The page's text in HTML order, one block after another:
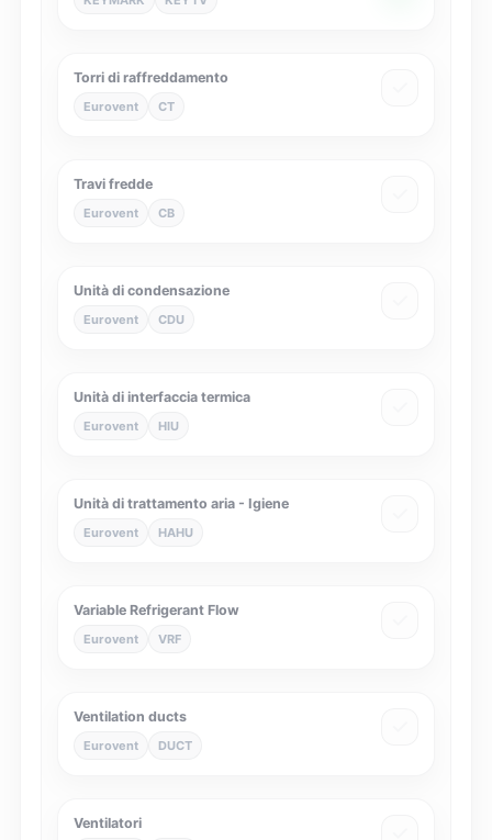
Torri di raffreddamento
Eurovent CT
Travi fredde
Eurovent CB
Unità di condensazione
Eurovent CDU
Unità di interfaccia termica
Eurovent HIU
Unità di trattamento aria - Igiene
Eurovent HAHU
Variable Refrigerant Flow
Eurovent VRF
Ventilation ducts
Eurovent DUCT
Ventilatori